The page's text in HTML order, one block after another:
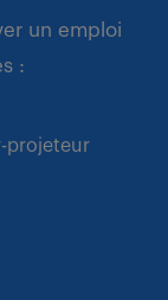
un emploi
:
projeteur